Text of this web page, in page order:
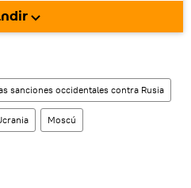
en la red
sanciones occidentales contra Rusia
Moscú